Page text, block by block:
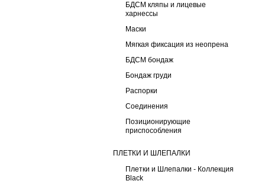
БДСМ кляпы и лицевые
харнессы
Маски
Мягкая фиксация из неопрена
БДСМ бондаж
Бондаж груди
Распорки
Соединения
Позиционирующие
приспособления
ПЛЕТКИ И ШЛЕПАЛКИ
Плетки и Шлепалки - Коллекция
Black